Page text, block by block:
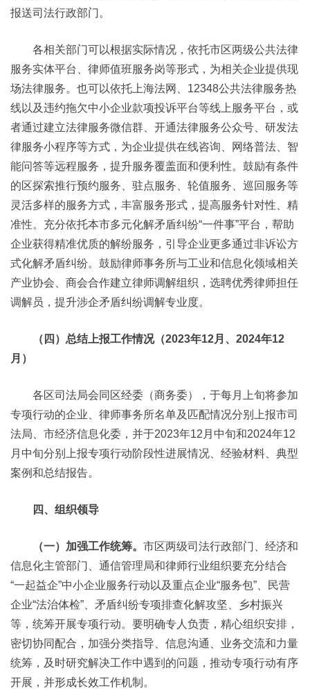
报送司法行政部门。
各相关部门可以根据实际情况，依托市区两级公共法律
服务实体平台、律师值班服务岗等形式，为相关企业提供现
场法律服务。也可以依托上海法网、12348公共法律服务热
线以及违约拖欠中小企业款项投诉平台等线上服务平台，或
者通过建立法律服务微信群、开通法律服务公众号、研发法
律服务小程序等方式，为企业提供在线咨询、网络普法、智
能问答等远程服务，提升服务覆盖面和便利性。鼓励有条件
的区探索推行预约服务、驻点服务、轮值服务、巡回服务等
灵活多样的服务方式，丰富服务形式，提高服务针对性、精
准性。充分依托本市多元化解矛盾纠纷“一件事”平台，帮助
企业获得精准优质的解纷服务，引导企业更多通过非诉讼方
式化解矛盾纠纷。鼓励律师事务所与工业和信息化领域相关
产业协会、商会合作建立律师调解组织，选聘优秀律师担任
调解员，提升涉企矛盾纠纷调解专业度。
（四）总结上报工作情况（2023年12月、2024年12
月）
各区司法局会同区经委（商务委），于每月上旬将参加
专项行动的企业、律师事务所名单及匹配情况分别上报市司
法局、市经济信息化委，并于2023年12月中旬和2024年12
月中旬分别上报专项行动阶段性进展情况、经验材料、典型
案例和总结报告。
四、组织领导
（一）加强工作统筹。 市区两级司法行政部门、经济和
信息化主管部门、通信管理局和律师行业组织要充分结合
“一起益企”中小企业服务行动以及重点企业“服务包”、民营
企业“法治体检”、矛盾纠纷专项排查化解攻坚、乡村振兴
等，统筹开展专项行动。要明确专人负责，精心组织安排，
密切协同配合，加强分类指导、信息沟通、业务交流和力量
统筹，及时研究解决工作中遇到的问题，推动专项行动有序
开展，并形成长效工作机制。